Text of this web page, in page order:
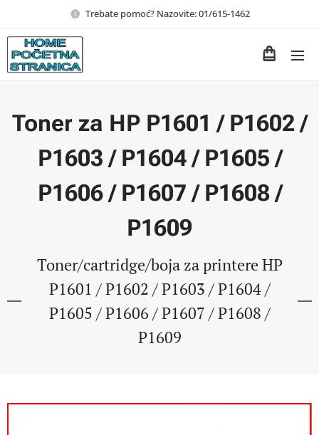
Trebate pomoć? Nazovite: 01/615-1462
Toner za HP P1601 / P1602 /
P1603 / P1604 / P1605 /
P1606 / P1607 / P1608 /
P1609
Toner/cartridge/boja za printere HP
P1601 / P1602 / P1603 / P1604 /
P1605 / P1606 / P1607 / P1608 /
P1609